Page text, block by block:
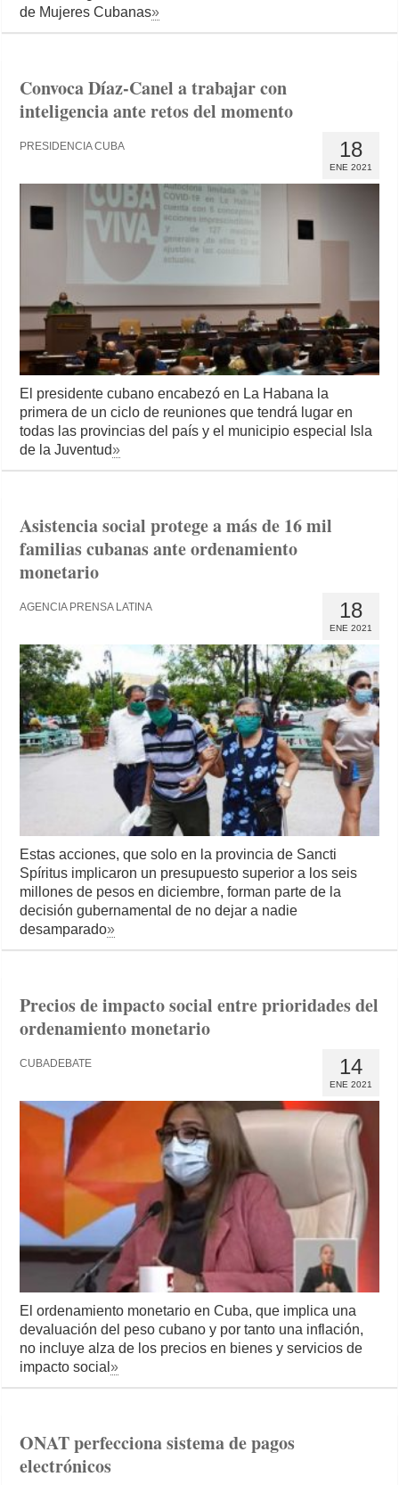
de Mujeres Cubanas»
Convoca Díaz-Canel a trabajar con
inteligencia ante retos del momento
18
ENE 2021
PRESIDENCIA CUBA
El presidente cubano encabezó en La Habana la
primera de un ciclo de reuniones que tendrá lugar en
todas las provincias del país y el municipio especial Isla
de la Juventud»
Asistencia social protege a más de 16 mil
familias cubanas ante ordenamiento
monetario
18
ENE 2021
AGENCIA PRENSA LATINA
Estas acciones, que solo en la provincia de Sancti
Spíritus implicaron un presupuesto superior a los seis
millones de pesos en diciembre, forman parte de la
decisión gubernamental de no dejar a nadie
desamparado»
Precios de impacto social entre prioridades del
ordenamiento monetario
14
ENE 2021
CUBADEBATE
El ordenamiento monetario en Cuba, que implica una
devaluación del peso cubano y por tanto una inflación,
no incluye alza de los precios en bienes y servicios de
impacto social»
ONAT perfecciona sistema de pagos
electrónicos